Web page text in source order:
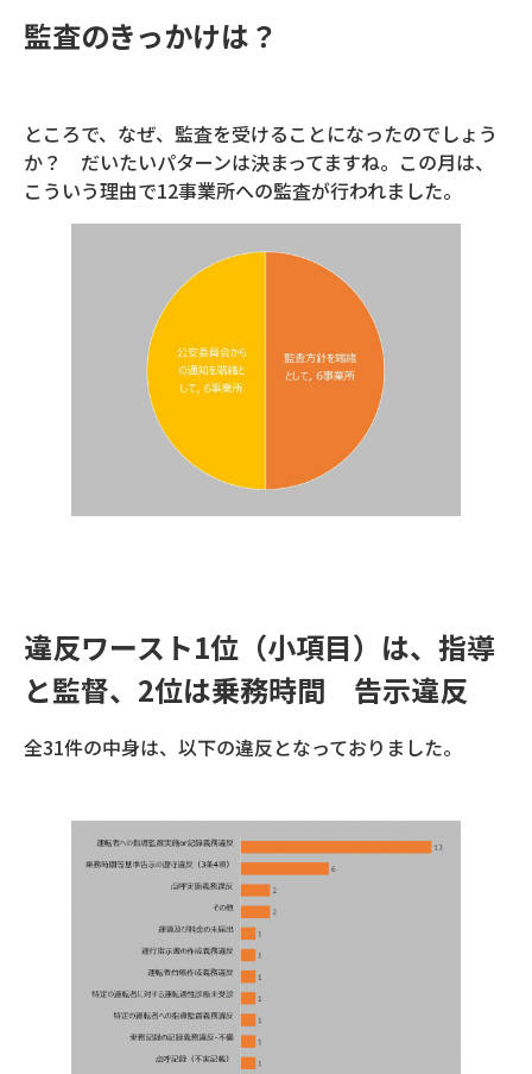
監査のきっかけは？
ところで、なぜ、監査を受けることになったのでしょう
か？ だいたいパターンは決まってますね。この月は、
こういう理由で12事業所への監査が行われました。
違反ワースト1位（小項目）は、指導
と監督、2位は乗務時間 告示違反
全31件の中身は、以下の違反となっておりました。